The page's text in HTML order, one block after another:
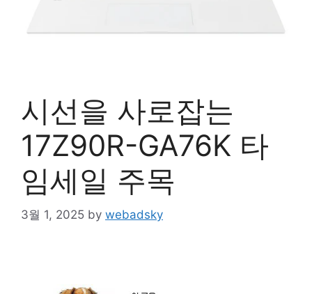
시선을 사로잡는
17Z90R-GA76K 타
임세일 주목
3월 1, 2025 by webadsky